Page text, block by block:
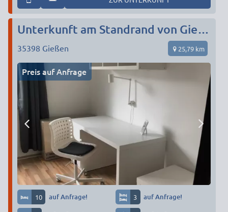
Unterkunft am Standrand von Gießen - direkt an der Autobahn
35398 Gießen 25,79 km
Preis auf Anfrage
10 auf Anfrage! 3 auf Anfrage!